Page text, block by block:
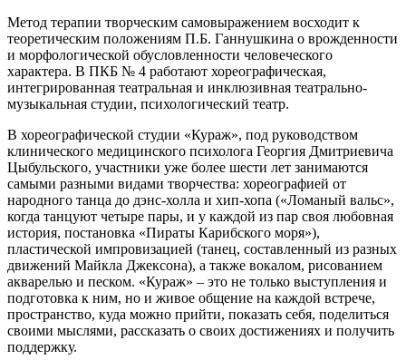
Метод терапии творческим самовыражением восходит к
теоретическим положениям П.Б. Ганнушкина о врожденности
и морфологической обусловленности человеческого
характера. В ПКБ № 4 работают хореографическая,
интегрированная театральная и инклюзивная театрально-
музыкальная студии, психологический театр.
В хореографической студии «Кураж», под руководством
клинического медицинского психолога Георгия Дмитриевича
Цыбульского, участники уже более шести лет занимаются
самыми разными видами творчества: хореографией от
народного танца до дэнс-холла и хип-хопа («Ломаный вальс»,
когда танцуют четыре пары, и у каждой из пар своя любовная
история, постановка «Пираты Карибского моря»),
пластической импровизацией (танец, составленный из разных
движений Майкла Джексона), а также вокалом, рисованием
акварелью и песком. «Кураж» – это не только выступления и
подготовка к ним, но и живое общение на каждой встрече,
пространство, куда можно прийти, показать себя, поделиться
своими мыслями, рассказать о своих достижениях и получить
поддержку.